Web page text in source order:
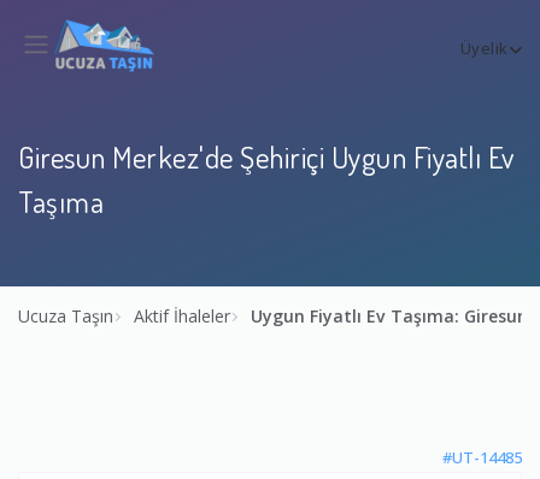
Üyelik
Giresun Merkez'de Şehiriçi Uygun Fiyatlı Ev
Taşıma
Ucuza Taşın Aktif İhaleler Uygun Fiyatlı Ev Taşıma:
#UT-14485